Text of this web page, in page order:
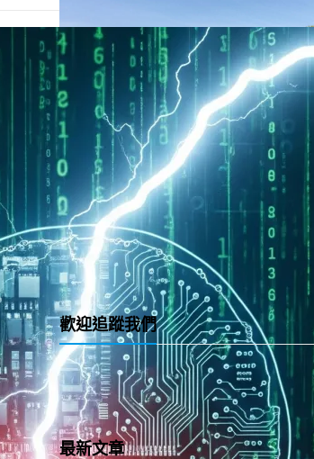
些提
一直很喜歡的緞帶教堂 Ribbon Chapel
歡迎追蹤我們
X YouTube
Instagram
最新文章